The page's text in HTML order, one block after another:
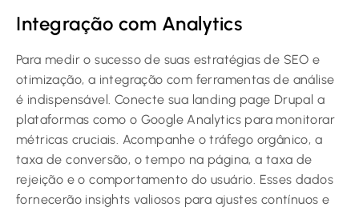
Integração com Analytics
Para medir o sucesso de suas estratégias de SEO e
otimização, a integração com ferramentas de análise
é indispensável. Conecte sua landing page Drupal a
plataformas como o Google Analytics para monitorar
métricas cruciais. Acompanhe o tráfego orgânico, a
taxa de conversão, o tempo na página, a taxa de
rejeição e o comportamento do usuário. Esses dados
fornecerão insights valiosos para ajustes contínuos e